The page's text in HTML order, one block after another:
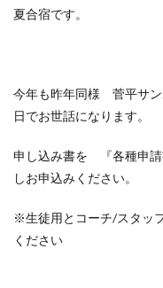
夏合宿です。
今年も昨年同様 菅平サン
日でお世話になります。
申し込み書を 『各種申請
しお申込みください。
※生徒用とコーチ/スタッ
ください